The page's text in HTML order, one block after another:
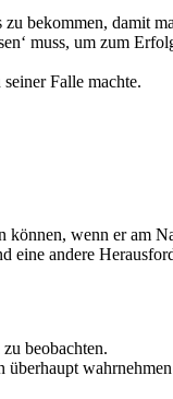
bekommen, damit
muss, um zum
Falle machte.
wenn er am
eine andere
beobachten.